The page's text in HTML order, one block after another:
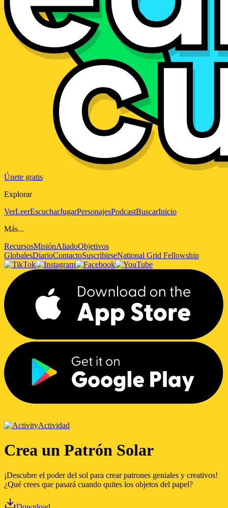
Únete gratis
Explorar
VerLeerEscucharJugarPersonajesPodcastBuscarInicio
Más...
RecursosMisiónAliadoObjetivos
GlobalesDiarioContactoSuscribirseNational Grid Fellowship
Actividad
Crea un Patrón Solar
¡Descubre el poder del sol para crear patrones geniales y creativos!
¿Qué crees que pasará cuando quites los objetos del papel?